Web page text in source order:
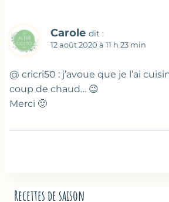
Carole dit :
12 août 2020 à 11 h 23 min
@ cricri50 : j’avoue que je l’ai
coup de chaud… 😉
Merci 🙂
Recettes de saison